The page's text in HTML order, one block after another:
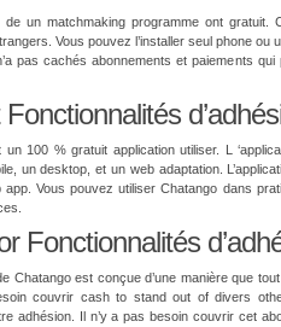
de un matchmaking programme ont gratuit.
Vous pouvez l’installer seul phone ou
pas cachés abonnements et paiements
un 100 % gratuit application utiliser. L
un desktop, et un web adaptation.
Vous pouvez utiliser Chatango dans
Fonctionnalités
Chatango est conçue d’une manière que
couvrir cash to stand out of divers
adhésion. Il n’y a pas besoin couvrir cet